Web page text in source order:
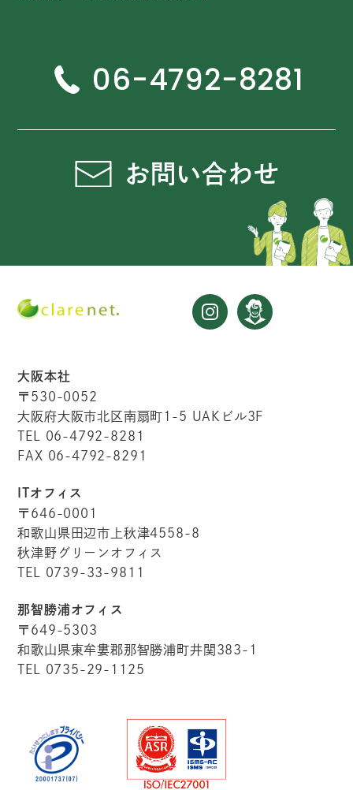
06-4792-8281
お問い合わせ
大阪本社
〒530-0052
大阪府大阪市北区南扇町1-5 UAKビル3F
TEL 06-4792-8281
FAX 06-4792-8291
ITオフィス
〒646-0001
和歌山県田辺市上秋津4558-8
秋津野グリーンオフィス
TEL 0739-33-9811
那智勝浦オフィス
〒649-5303
和歌山県東牟婁郡那智勝浦町井関383-1
TEL 0735-29-1125